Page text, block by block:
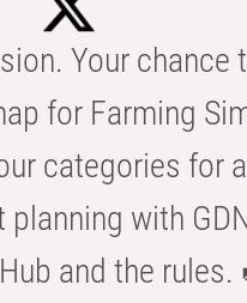
Your
for Farming
categories for
planning with
and the